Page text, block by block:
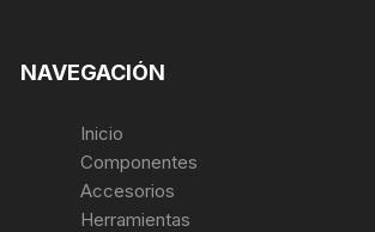
NAVEGACIÓN
Inicio
Componentes
Accesorios
Herramientas